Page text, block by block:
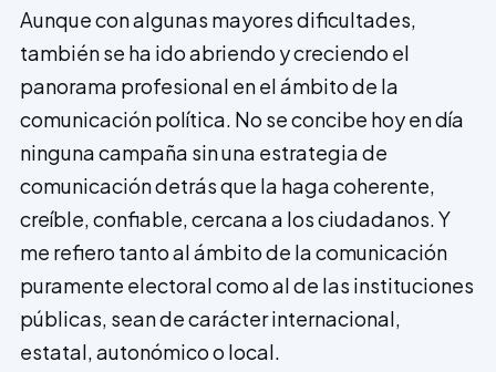
Aunque con algunas mayores dificultades,
también se ha ido abriendo y creciendo el
panorama profesional en el ámbito de la
comunicación política. No se concibe hoy en día
ninguna campaña sin una estrategia de
comunicación detrás que la haga coherente,
creíble, confiable, cercana a los ciudadanos. Y
me refiero tanto al ámbito de la comunicación
puramente electoral como al de las instituciones
públicas, sean de carácter internacional,
estatal, autonómico o local.